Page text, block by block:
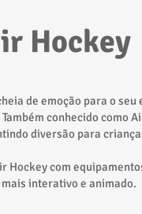
Hockey
de emoção para o seu
conhecido como
diversão para
Hockey com
interativo e animado.